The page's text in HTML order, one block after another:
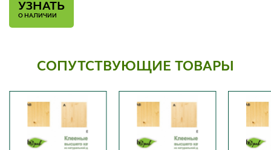
УЗНАТЬ
О НАЛИЧИИ
СОПУТСТВУЮЩИЕ ТОВАРЫ